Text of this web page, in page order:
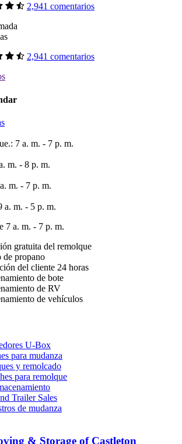
2,941 comentarios
2,941 comentarios
7 a. m. - 7 p. m.
m. - 8 p. m.
m. - 7 p. m.
a. m. - 5 p. m.
7 a. m. - 7 p. m.
gratuita del remolque
de propano
del cliente 24 horas
de bote
de RV
de vehículos
U-Box
para mudanza
y remolcado
para remolque
Trailer Sales
de mudanza
& Storage of Castleton